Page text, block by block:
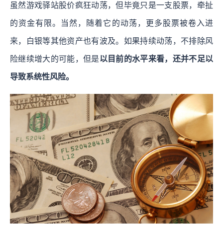
虽然游戏驿站股价疯狂动荡，但毕竟只是一支股票，牵扯
的资金有限。当然，随着它的动荡，更多股票被卷入进
来，白银等其他资产也有波及。如果持续动荡，不排除风
险继续增大的可能，但是以目前的水平来看，还并不足以
导致系统性风险。